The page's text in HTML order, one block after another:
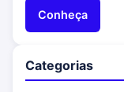
Conheça
Categorias